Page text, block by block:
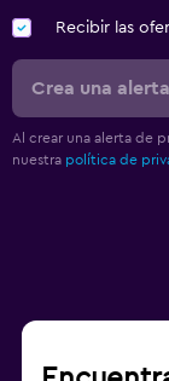
Recibir las
Crea una
Al crear una alerta de
nuestra política de